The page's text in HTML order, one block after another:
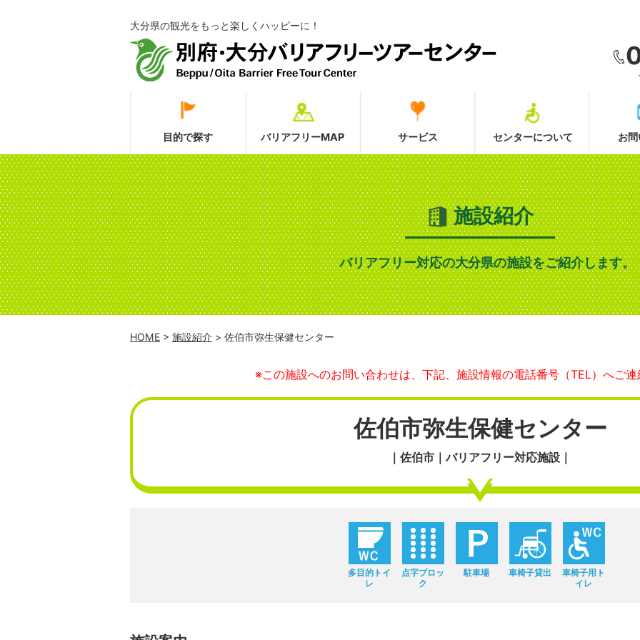
大分県の観光をもっと楽しくハッピーに！
目的で探す バリアフリーMAP サービス センターについて お
施設紹介
バリアフリー対応の大分県の施設をご紹介します。
HOME > 施設紹介 > 佐伯市弥生保健センター
※この施設へのお問い合わせは、下記、施設情報の電話番号（TEL）へご連
佐伯市弥生保健センター
｜佐伯市｜バリアフリー対応施設｜
多目的トイ
レ
点字ブロッ
ク
駐車場 車椅子貸出
車椅子用ト
イレ